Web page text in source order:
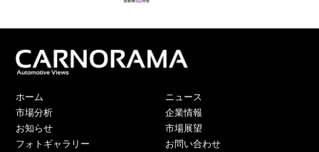
ホーム
市場分析
ニュース
企業情報
お知らせ
フォトギャラリー
市場展望
お問い合わせ